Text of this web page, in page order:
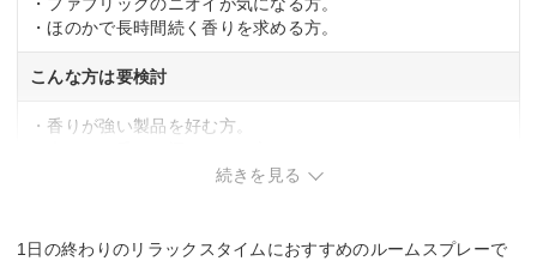
・ファブリックのニオイが気になる方。
・ほのかで長時間続く香りを求める方。
こんな方は要検討
・香りが強い製品を好む方。
続きを見る
1日の終わりのリラックスタイムにおすすめのルームスプレーで